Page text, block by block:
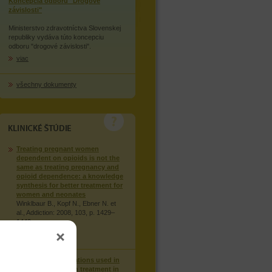
závislosti"
Ministerstvo zdravotníctva Slovenskej
republiky vydáva túto koncepciu
odboru "drogové závislosti".
viac
všechny dokumenty
KLINICKÉ STUDIE
Treating pregnant women
dependent on opioids is not the
same as treating pregnancy and
opioid dependence: a knowledge
synthesis for better treatment for
women and neonates
Winklbaur B., Kopf N., Ebner N. et
al., Addiction: 2008, 103, p. 1429–
1440.
Injection of medications used in
opioid substitution treatment in